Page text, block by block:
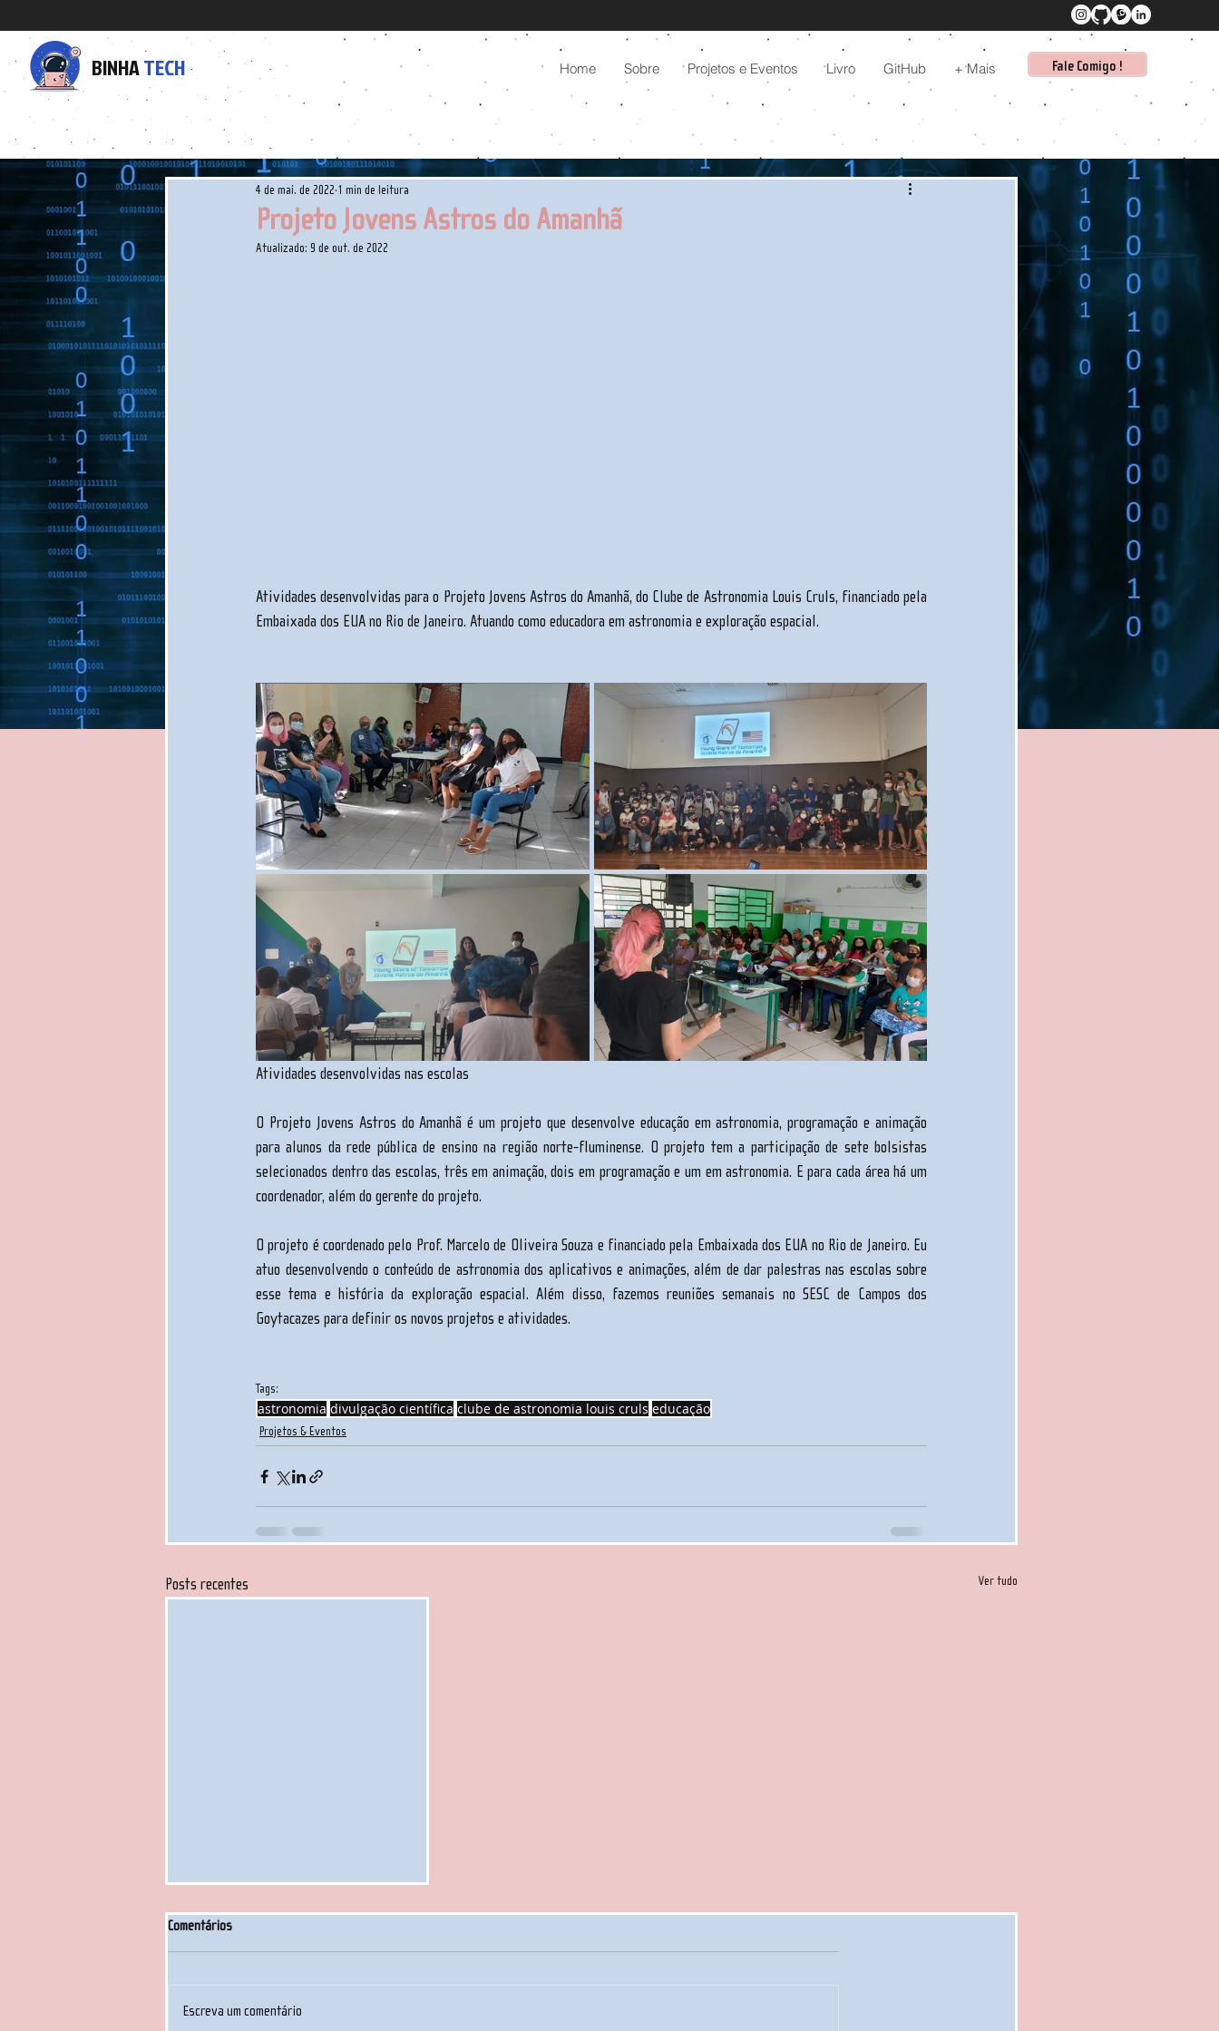
BINHATECH Home Sobre Projetos e Eventos Livro GitHub + Mais Fale Comigo !
Projeto Jovens Astros do Amanhã
4 de mai. de 2022 1 min de leitura
Atualizado: 9 de out. de 2022
Atividades desenvolvidas para o Projeto Jovens Astros do Amanhã, do Clube de Astronomia Louis Cruls, financiado pela
Embaixada dos EUA no Rio de Janeiro. Atuando como educadora em astronomia e exploração espacial.
Atividades desenvolvidas nas escolas
O Projeto Jovens Astros do Amanhã é um projeto que desenvolve educação em astronomia, programação e animação
para alunos da rede pública de ensino na região norte-fluminense. O projeto tem a participação de sete bolsistas
selecionados dentro das escolas, três em animação, dois em programação e um em astronomia. E para cada área há um
coordenador, além do gerente do projeto.
O projeto é coordenado pelo Prof. Marcelo de Oliveira Souza e financiado pela Embaixada dos EUA no Rio de Janeiro. Eu
atuo desenvolvendo o conteúdo de astronomia dos aplicativos e animações, além de dar palestras nas escolas sobre
esse tema e história da exploração espacial. Além disso, fazemos reuniões semanais no SESC de Campos dos
Goytacazes para definir os novos projetos e atividades.
Tags:
astronomia divulgação científica clube de astronomia louis cruls educação
Projetos & Eventos
Posts recentes Ver tudo
Comentários
Escreva um comentário